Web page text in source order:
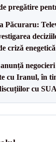
pregătire
Păcuraru:
criză enegetică
cu Iranul, în
cu SUA